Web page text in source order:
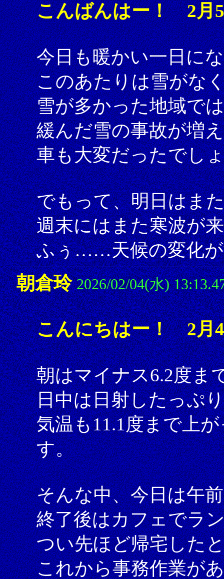
こんばんはー！ 2月
今日も暖かい一日に
このあたりは雪がな
雪が多かった地域で
緩んだ雪の事故が増
車も大変だったでし
でもって、明日はま
週末にはまた寒波が
ふぅ……天候の変化が
朝倉玲 2026/02/04(水)
こんにちはー！ 2月
朝はマイナス6.2度ま
日中は日射したっぷ
気温も11.1度まで上
す。
そんな中、今日は午
終了後はカフェでラ
つい先ほど帰宅した
これから事務作業が